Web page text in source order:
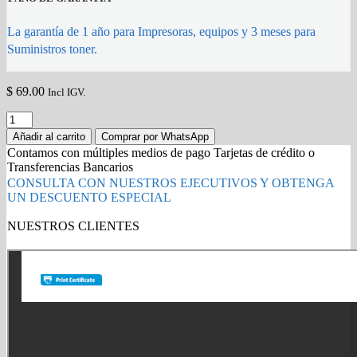
La garantía de 1 año para Impresoras, equipos y 3 meses para
Suministros toner.
$ 69.00 Incl IGV.
TONER
HP
126A
NEGRO
CE310A
L.J.
CP1025
Añadir al carrito Comprar por WhatsApp
Contamos con múltiples medios de pago Tarjetas de crédito o
Transferencias Bancarios
CONSULTA CON NUESTROS EJECUTIVOS Y OBTENGA
UN DESCUENTO ESPECIAL
NUESTROS CLIENTES